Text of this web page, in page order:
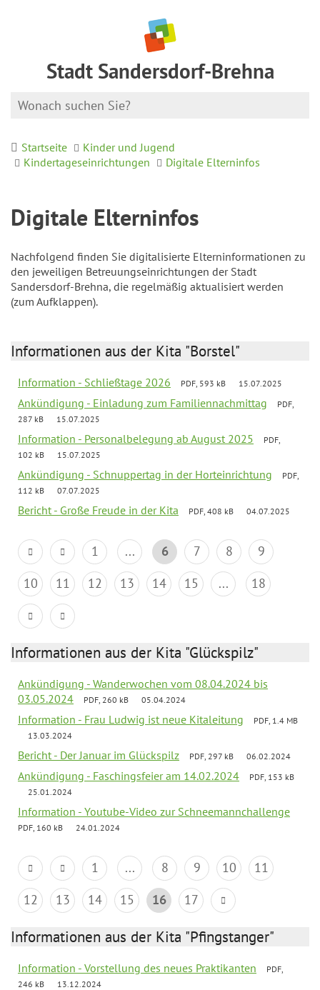
Stadt Sandersdorf-Brehna
Startseite
Kinder und Jugend
Kindertageseinrichtungen
Digitale Elterninfos
Digitale Elterninfos
Nachfolgend finden Sie digitalisierte Elterninformationen zu
den jeweiligen Betreuungseinrichtungen der Stadt
Sandersdorf-Brehna, die regelmäßig aktualisiert werden
(zum Aufklappen).
Informationen aus der Kita "Borstel"
Information - Schließtage 2026 PDF, 593 kB 15.07.2025
Ankündigung - Einladung zum Familiennachmittag
PDF,
287 kB
15.07.2025
Information - Personalbelegung ab August 2025
PDF,
102 kB
15.07.2025
Ankündigung - Schnuppertag in der Horteinrichtung
PDF,
112 kB
07.07.2025
Bericht - Große Freude in der Kita PDF, 408 kB 04.07.2025
1 ... 6 7 8
9
10
11 12 13 14 15 ... 18
Informationen aus der Kita "Glückspilz"
Ankündigung - Wanderwochen vom 08.04.2024 bis
03.05.2024
PDF, 260 kB 05.04.2024
Information - Frau Ludwig ist neue Kitaleitung
PDF, 1.4 MB
13.03.2024
Bericht - Der Januar im Glückspilz PDF, 297 kB 06.02.2024
Ankündigung - Faschingsfeier am 14.02.2024
PDF, 153 kB
25.01.2024
Information - Youtube-Video zur Schneemannchallenge
PDF, 160 kB 24.01.2024
1 ... 8 9 10
11
12
13 14 15 16 17
Informationen aus der Kita "Pfingstanger"
Information - Vorstellung des neues Praktikanten
PDF,
246 kB
13.12.2024